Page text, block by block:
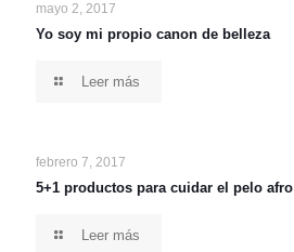
mayo 2, 2017
Yo soy mi propio canon de belleza
Leer más
febrero 7, 2017
5+1 productos para cuidar el pelo afro
Leer más